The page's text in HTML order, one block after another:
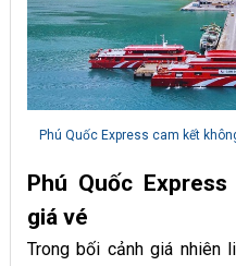
Phú Quốc Express cam kết
Phú Quốc
giá vé
Trong bối cảnh giá nhiên